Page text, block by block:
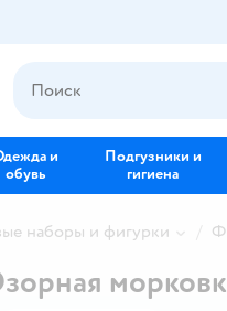
и
обувь
Подгузники и
гигиена
наборы и фигурки